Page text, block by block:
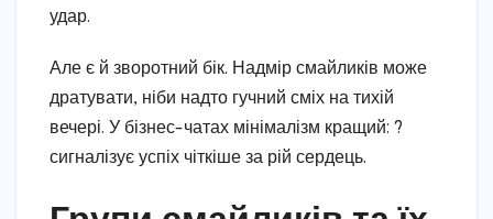
удар.
Але є й зворотний бік. Надмір смайликів може
дратувати, ніби надто гучний сміх на тихій
вечері. У бізнес-чатах мінімалізм кращий: ?
сигналізує успіх чіткіше за рій сердець.